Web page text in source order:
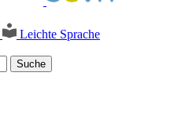
Leichte Sprache
Suche